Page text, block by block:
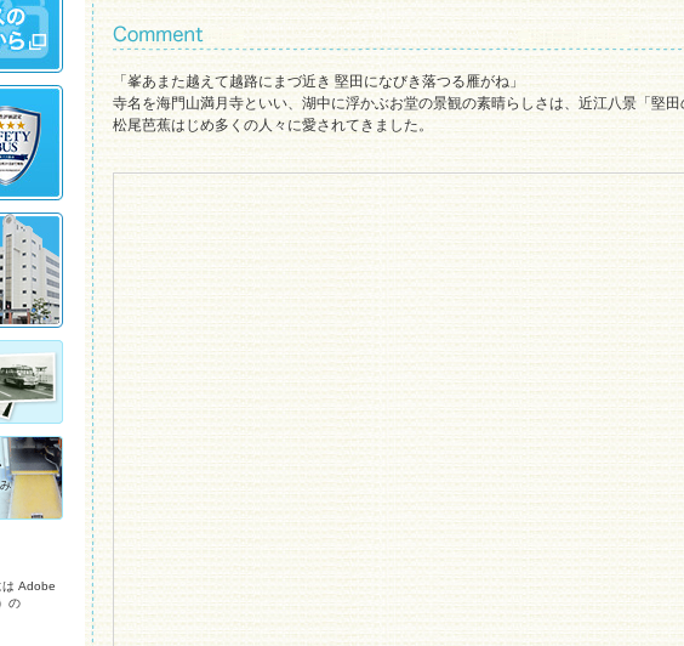
は Adobe
の
「峯あまた越えて越路にまづ近き 堅田になびき落つる雁がね」
寺名を海門山満月寺といい、湖中に浮かぶお堂の景観の素晴らしさは、近江八景「堅田
松尾芭蕉はじめ多くの人々に愛されてきました。